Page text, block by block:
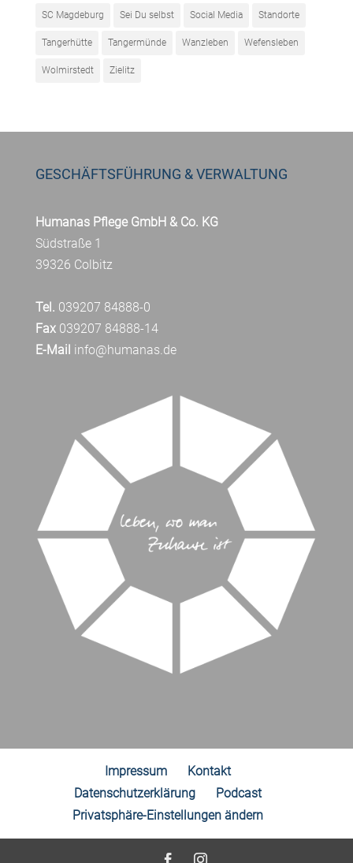
SC Magdeburg Sei Du selbst Social Media Standorte
Tangerhütte Tangermünde Wanzleben Wefensleben
Wolmirstedt Zielitz
GESCHÄFTSFÜHRUNG & VERWALTUNG
Humanas Pflege GmbH & Co. KG
Südstraße 1
39326 Colbitz
Tel. 039207 84888-0
Fax039207 84888-14
E-Mail info@humanas.de
Impressum
Kontakt
Datenschutzerklärung
Podcast
Privatsphäre-Einstellungen ändern